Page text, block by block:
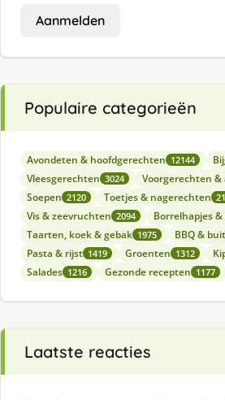
Aanmelden
Populaire categorieën
Avondeten & hoofdgerechten 12144
Vleesgerechten 3024 Voorgerechten &
Soepen 2120 Toetjes & nagerechten
Vis & zeevruchten 2094 Borrelhapjes
Taarten, koek & gebak 1975 BBQ &
Pasta & rijst 1419 Groenten 1312
Salades 1216 Gezonde recepten 1177
Laatste reacties